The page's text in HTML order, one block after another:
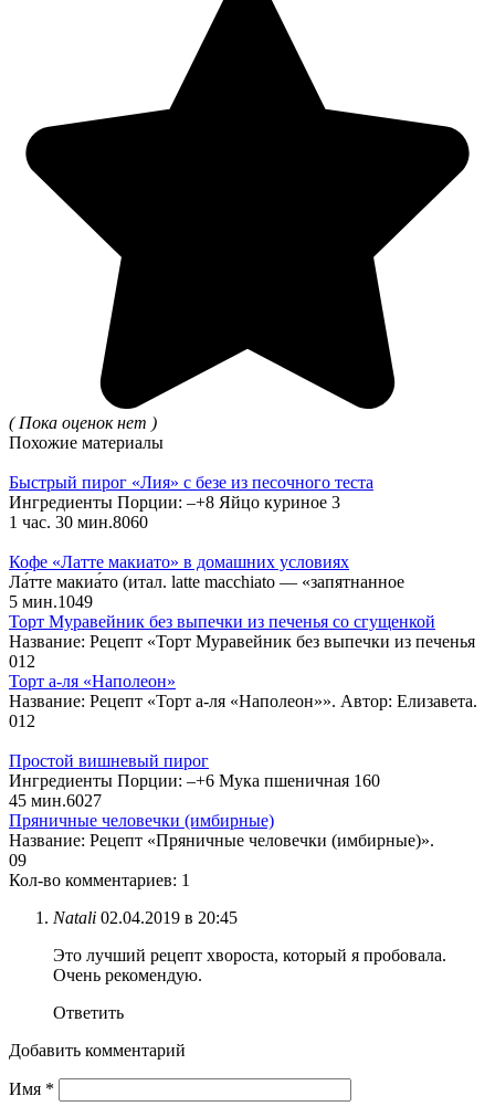
( Пока оценок нет )
Похожие материалы
Быстрый пирог «Лия» с безе из песочного теста
Ингредиенты Порции: –+8 Яйцо куриное 3
1 час. 30 мин.8060
Кофе «Латте макиато» в домашних условиях
Ла́тте макиа́то (итал. latte macchiato — «запятнанное
5 мин.1049
Торт Муравейник без выпечки из печенья со сгущенкой
Название: Рецепт «Торт Муравейник без выпечки из печенья
012
Торт а-ля «Наполеон»
Название: Рецепт «Торт а-ля «Наполеон»». Автор: Елизавета.
012
Простой вишневый пирог
Ингредиенты Порции: –+6 Мука пшеничная 160
45 мин.6027
Пряничные человечки (имбирные)
Название: Рецепт «Пряничные человечки (имбирные)».
09
Кол-во комментариев: 1
Natali 02.04.2019 в 20:45
Это лучший рецепт хвороста, который я пробовала.
Очень рекомендую.
Ответить
Добавить комментарий
Имя *